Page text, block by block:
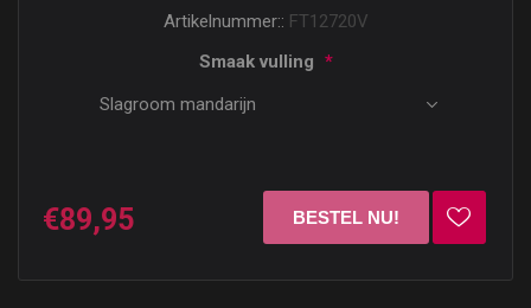
Artikelnummer:: FT12720V
Smaak vulling *
€89,95